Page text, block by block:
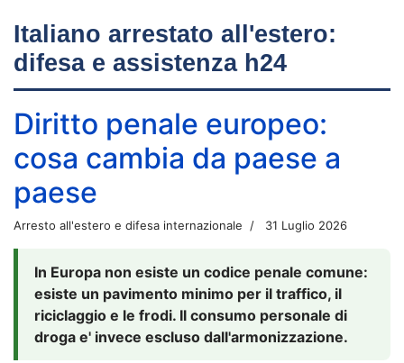
Italiano arrestato all'estero:
difesa e assistenza h24
Diritto penale europeo:
cosa cambia da paese a
paese
Arresto all'estero e difesa internazionale 31 Luglio 2026
In Europa non esiste un codice penale comune:
esiste un pavimento minimo per il traffico, il
riciclaggio e le frodi. Il consumo personale di
droga e' invece escluso dall'armonizzazione.